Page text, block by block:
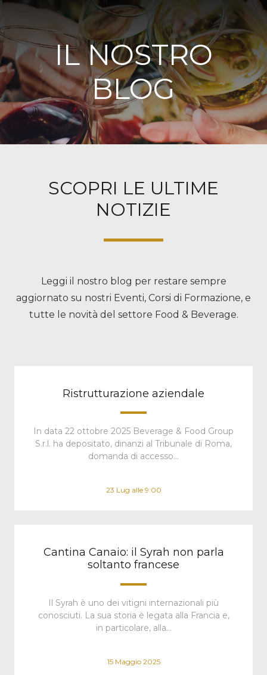
IL NOSTRO
BLOG
SCOPRI LE ULTIME
NOTIZIE
Leggi il nostro blog per restare sempre
aggiornato su nostri Eventi, Corsi di Formazione, e
tutte le novità del settore Food & Beverage.
Ristrutturazione aziendale
In data 22 ottobre 2025 Beverage & Food Group
S.r.l. ha depositato, dinanzi al Tribunale di Roma,
domanda di accesso…
23 Lug alle 9:00
Cantina Canaio: il Syrah non parla
soltanto francese
Il Syrah è uno dei vitigni internazionali più
conosciuti. La sua storia è legata alla Francia e,
in particolare, alla…
15 Maggio 2025